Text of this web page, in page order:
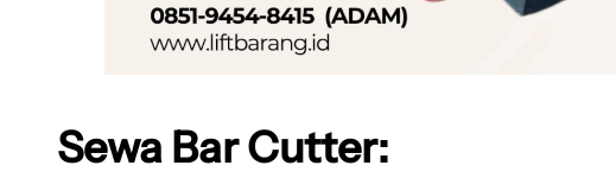
Sewa Bar Cutter: